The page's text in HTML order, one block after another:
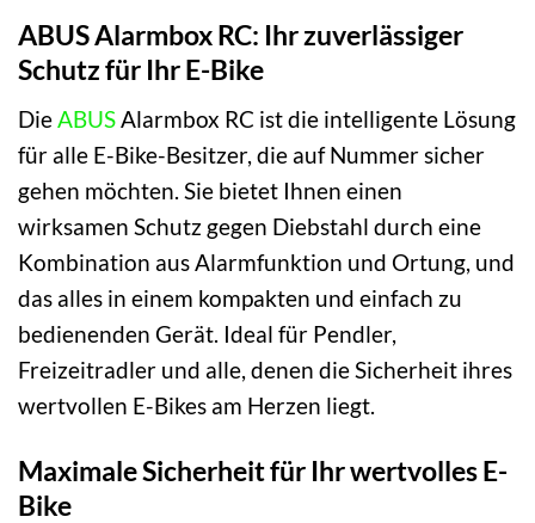
ABUS Alarmbox RC: Ihr zuverlässiger
Schutz für Ihr E-Bike
DieABUSAlarmbox RC ist die intelligente Lösung
für alle E-Bike-Besitzer, die auf Nummer sicher
gehen möchten. Sie bietet Ihnen einen
wirksamen Schutz gegen Diebstahl durch eine
Kombination aus Alarmfunktion und Ortung, und
das alles in einem kompakten und einfach zu
bedienenden Gerät. Ideal für Pendler,
Freizeitradler und alle, denen die Sicherheit ihres
wertvollen E-Bikes am Herzen liegt.
Maximale Sicherheit für Ihr wertvolles E-
Bike